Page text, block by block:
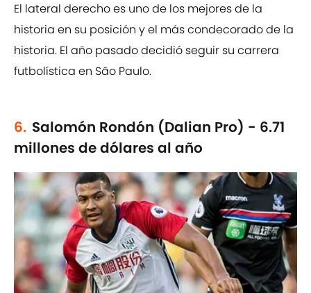
El lateral derecho es uno de los mejores de la
historia en su posición y el más condecorado de la
historia. El año pasado decidió seguir su carrera
futbolística en São Paulo.
6. Salomón Rondón (Dalian Pro) - 6.71
millones de dólares al año